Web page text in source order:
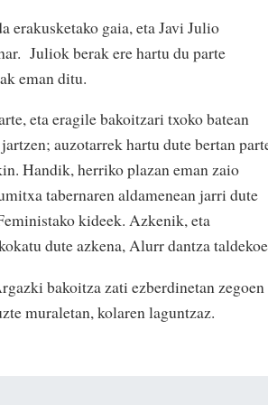
erakusketako gaia, eta Javi Julio
Juliok berak ere hartu du parte
eman ditu.
eta eragile bakoitzari txoko batean
auzotarrek hartu dute bertan
Handik, herriko plazan eman zaio
tabernaren aldamenean jarri dute
kideek. Azkenik, eta
dute azkena, Alurr dantza
bakoitza zati ezberdinetan zegoen
muraletan, kolaren laguntzaz.